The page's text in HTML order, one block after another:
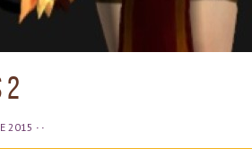
2
2015 · ·